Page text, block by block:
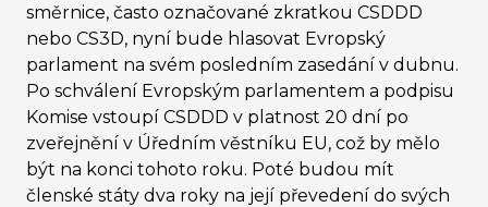
směrnice, často označované zkratkou CSDDD
nebo CS3D, nyní bude hlasovat Evropský
parlament na svém posledním zasedání v dubnu.
Po schválení Evropským parlamentem a podpisu
Komise vstoupí CSDDD v platnost 20 dní po
zveřejnění v Úředním věstníku EU, což by mělo
být na konci tohoto roku. Poté budou mít
členské státy dva roky na její převedení do svých